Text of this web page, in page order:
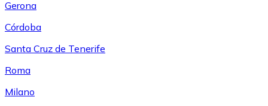
Gerona
Córdoba
Santa Cruz de Tenerife
Roma
Milano